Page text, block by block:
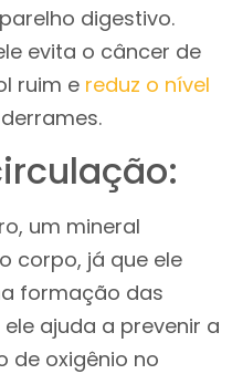
digestivo.
evita o câncer de
ruim e reduz o nível
um mineral
corpo, já que ele
formação das
ajuda a prevenir a
de oxigênio no